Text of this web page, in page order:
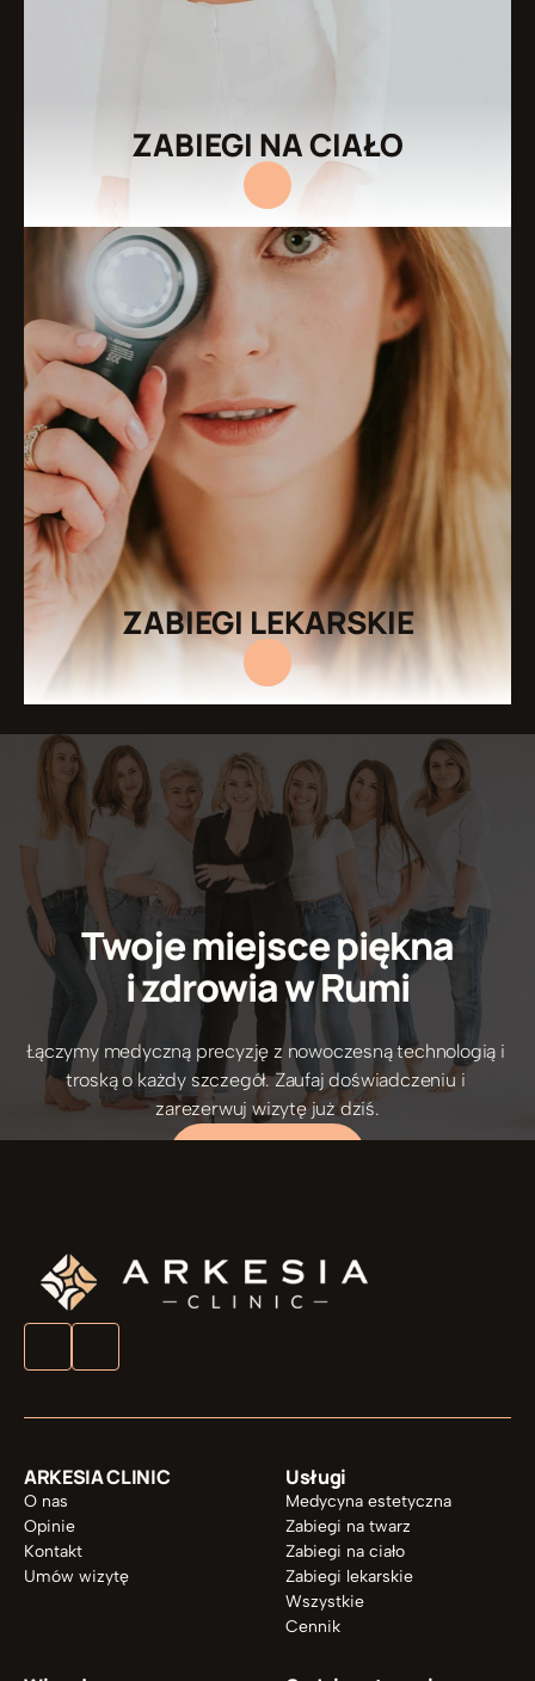
ZABIEGI NA CIAŁO
ZABIEGI LEKARSKIE
Twoje miejsce piękna
i zdrowia w Rumi
5/5 Opinie pacjentów
Łączymy medyczną precyzję z nowoczesną technologią i
troską o każdy szczegół. Zaufaj doświadczeniu i
zarezerwuj wizytę już dziś.
ARKESIA CLINIC
O nas
Opinie
Kontakt
Umów wizytę
Usługi
Medycyna estetyczna
Zabiegi na twarz
Zabiegi na ciało
Zabiegi lekarskie
Wszystkie
Cennik